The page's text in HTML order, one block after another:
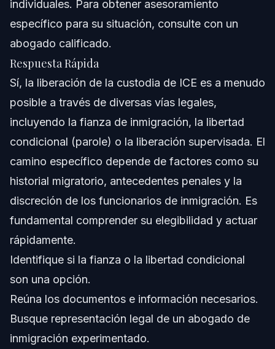
¿Qué documentos se necesitan para una fianza de
inmigración?
¿Hay nuevas reglas de ICE para la detención en 2026?
¿Puede una persona indocumentada ser liberada de la
custodia de ICE?
Fuentes y Referencias
individuales. Para obtener asesoramiento
específico para su situación, consulte con un
abogado calificado.
Respuesta Rápida
Sí, la liberación de la custodia de ICE es a menudo
posible a través de diversas vías legales,
incluyendo la fianza de inmigración, la libertad
condicional (parole) o la liberación supervisada. El
camino específico depende de factores como su
historial migratorio, antecedentes penales y la
discreción de los funcionarios de inmigración. Es
fundamental comprender su elegibilidad y actuar
rápidamente.
Identifique si la fianza o la libertad condicional
son una opción.
Reúna los documentos e información necesarios.
Busque representación legal de un abogado de
inmigración experimentado.